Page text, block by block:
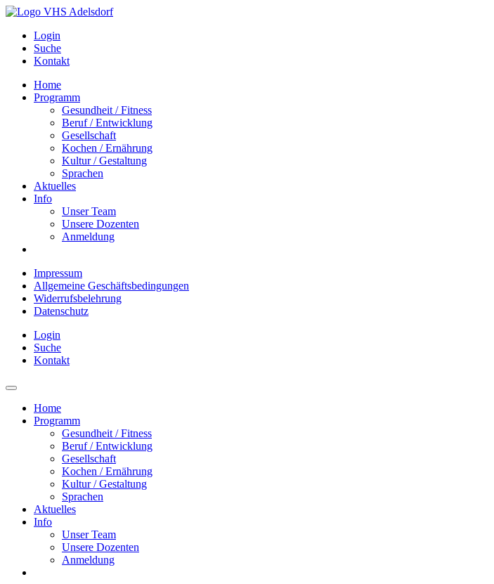
Login
Suche
Kontakt
Home
Programm
Gesundheit / Fitness
Beruf / Entwicklung
Gesellschaft
Kochen / Ernährung
Kultur / Gestaltung
Sprachen
Aktuelles
Info
Unser Team
Unsere Dozenten
Anmeldung
Impressum
Allgemeine Geschäftsbedingungen
Widerrufsbelehrung
Datenschutz
Login
Suche
Kontakt
Home
Programm
Gesundheit / Fitness
Beruf / Entwicklung
Gesellschaft
Kochen / Ernährung
Kultur / Gestaltung
Sprachen
Aktuelles
Info
Unser Team
Unsere Dozenten
Anmeldung